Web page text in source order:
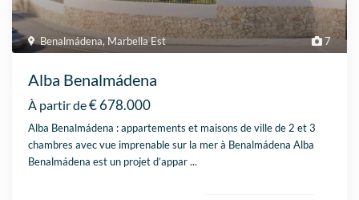
7
Benalmádena,Marbella Est
Alba Benalmádena
À partir de€ 678.000
Alba Benalmádena : appartements et maisons de ville de 2 et 3
chambres avec vue imprenable sur la mer à Benalmádena Alba
Benalmádena est un projet d’appar...